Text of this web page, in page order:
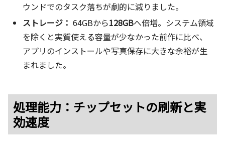
ウンドでのタスク落ちが劇的に減りました。
ストレージ： 64GBから128GBへ倍増。システム領域
を除くと実質使える容量が少なかった前作に比べ、
アプリのインストールや写真保存に大きな余裕が生
まれました。
処理能力：チップセットの刷新と実
効速度